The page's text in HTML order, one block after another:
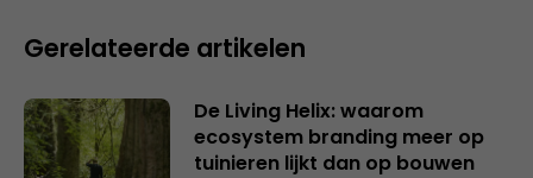
Gerelateerde artikelen
De Living Helix: waarom
ecosystem branding meer op
tuinieren lijkt dan op bouwen